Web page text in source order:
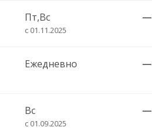
Пт,Вс
с 01.11.2025
—
Ежедневно —
Вс
с 01.09.2025
—